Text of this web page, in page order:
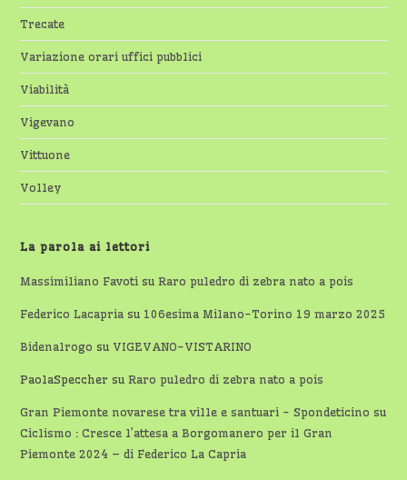
Trecate
Variazione orari uffici pubblici
Viabilità
Vigevano
Vittuone
Volley
La parola ai lettori
Massimiliano Favoti suRaro puledro di zebra nato a pois
Federico Lacapria su 106esima Milano-Torino 19 marzo 2025
Bidenalrogo su VIGEVANO-VISTARINO
PaolaSpeccher suRaro puledro di zebra nato a pois
Gran Piemonte novarese tra ville e santuari - Spondeticino su
Ciclismo : Cresce l’attesa a Borgomanero per il Gran
Piemonte 2024 – di Federico La Capria